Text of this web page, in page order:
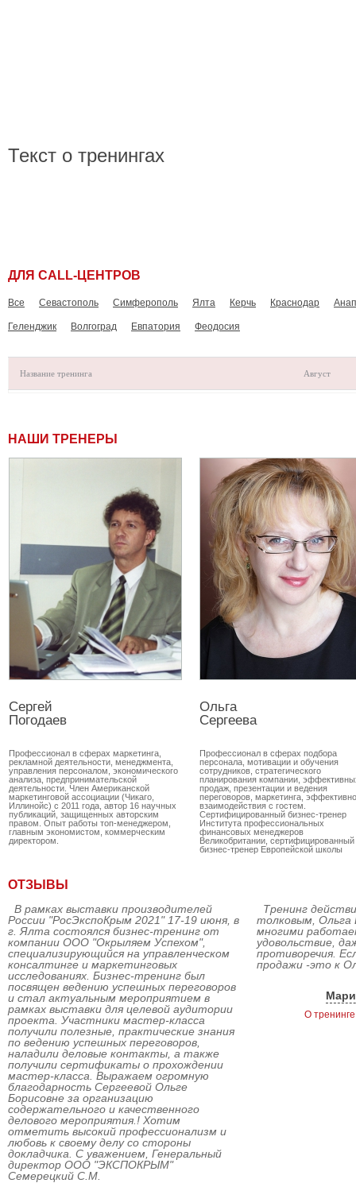
Текст о тренингах
ДЛЯ CALL-ЦЕНТРОВ
Все Севастополь Симферополь Ялта Керчь Краснодар
Геленджик Волгоград Евпатория Феодосия
Название тренинга Август
НАШИ ТРЕНЕРЫ
Сергей
Погодаев
Профессионал в сферах маркетинга,
рекламной деятельности, менеджмента,
управления персоналом, экономического
анализа, предпринимательской
деятельности. Член Американской
маркетинговой ассоциации (Чикаго,
Иллинойс) с 2011 года, автор 16 научных
публикаций, защищенных авторским
правом. Опыт работы топ-менеджером,
главным экономистом, коммерческим
директором.
Ольга
Сергеева
Профессионал в сферах подбора
персонала, мотивации и обучения
сотрудников, стратегического
планирования компании,
продаж, презентации и ведения
переговоров, маркетинга,
взаимодействия с гостем.
Сертифицированный бизнес-тренер
Института профессиональных
финансовых менеджеров
Великобритании, сертифицированный
бизнес-тренер Европейской школы
(звание учитель-методист, автор двух
учебников) и HR-менеджером крупной
дистрибьюторской компании.
ОТЗЫВЫ
В рамках выставки производителей
России "РосЭкспоКрым 2021" 17-19 июня, в
г. Ялта состоялся бизнес-тренинг от
компании ООО "Окрыляем Успехом",
специализирующийся на управленческом
консалтинге и маркетинговых
исследованиях. Бизнес-тренинг был
посвящен ведению успешных переговоров
и стал актуальным мероприятием в
рамках выставки для целевой аудитории
проекта. Участники мастер-класса
получили полезные, практические знания
по ведению успешных переговоров,
наладили деловые контакты, а также
получили сертификаты о прохождении
мастер-класса. Выражаем огромную
благодарность Сергеевой Ольге
Борисовне за организацию
содержательного и качественного
делового мероприятия.! Хотим
отметить высокий профессионализм и
любовь к своему делу со стороны
докладчика. С уважением, Генеральный
директор ООО "ЭКСПОКРЫМ"
Семерецкий С.М.
Тренинг
толковым, Ольга
многими
удовольствие,
противоречия.
продажи -это к
О